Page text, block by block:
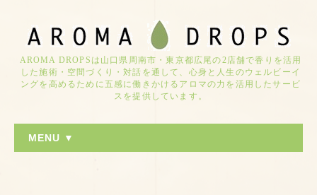
AROMA DROPSは山口県周南市・東京都広尾の2店舗で香りを活用
した施術・空間づくり・対話を通して、心身と人生のウェルビーイ
ングを高めるために五感に働きかけるアロマの力を活用したサービ
スを提供しています。
MENU ▼